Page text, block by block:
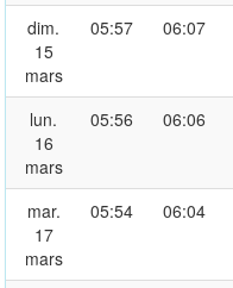
dim.
15
mars
05:57 06:07
lun.
16
mars
05:56 06:06
mar.
17
mars
05:54 06:04